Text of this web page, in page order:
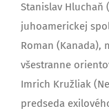
Stanislav Hluchaň
juhoamerickej
Roman (Kanada),
všestranne
Imrich Kružliak
predseda